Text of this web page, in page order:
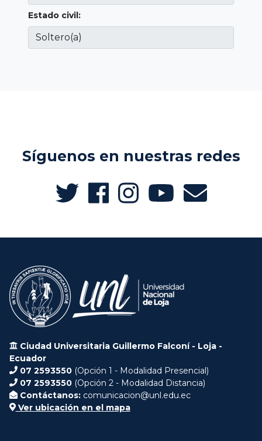
Estado civil:
Síguenos en nuestras redes
Ciudad Universitaria Guillermo Falconí - Loja -
Ecuador
07 2593550 (Opción 1 - Modalidad Presencial)
07 2593550 (Opción 2 - Modalidad Distancia)
Contáctanos: comunicacion@unl.edu.ec
Ver ubicación en el mapa